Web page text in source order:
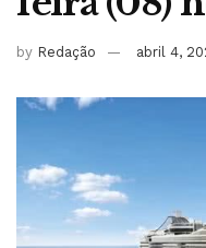
by Redação abril 4,